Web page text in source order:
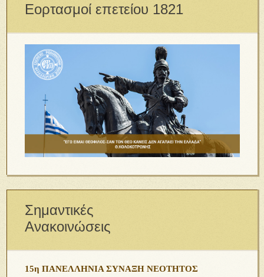
Εορτασμοί επετείου 1821
Σημαντικές
Ανακοινώσεις
15η ΠΑΝΕΛΛΗΝΙΑ ΣΥΝΑΞΗ ΝΕΟΤΗΤΟΣ